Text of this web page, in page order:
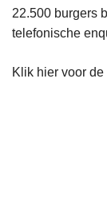
22.500 burgers
telefonische
Klik hier voor de